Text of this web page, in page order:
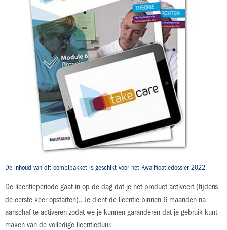
licentie)
€ 37,25
ISBN: 978-94-020-8247-0
Module 6: Organisatie en kwaliteit
licentie 60 maanden
afbeeldingen-
Productdetails
De inhoud van dit combipakket is geschikt voor het Kwalificatiedossier 2022.
De licentieperiode gaat in op de dag dat je het product activeert (tijdens
de eerste keer opstarten)., Je dient de licentie binnen 6 maanden na
aanschaf te activeren zodat we je kunnen garanderen dat je gebruik kunt
maken van de volledige licentieduur.